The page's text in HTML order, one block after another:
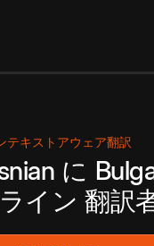
テキストアウェア翻訳
に
イン 翻訳